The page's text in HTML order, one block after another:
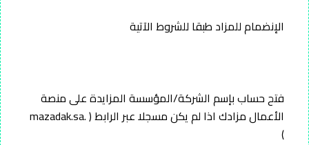
الإنضمام للمزاد طبقا للشروط الآتية
فتح حساب بإسم الشركة/المؤسسة المزايدة على منصة
الأعمال مزادك اذا لم يكن مسجلا عبر الرابط ( .mazadak.sa
)